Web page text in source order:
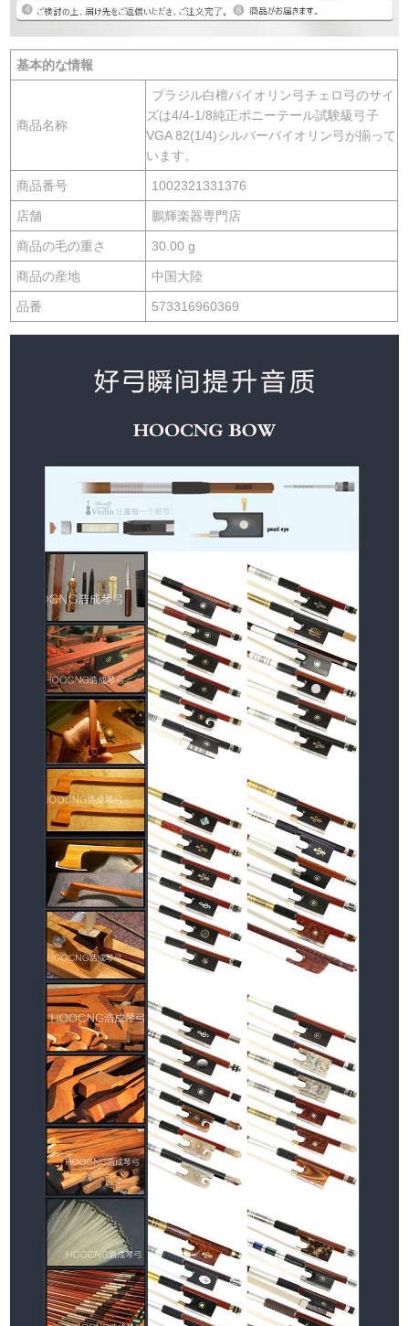
基本的な情報
商品名称
ブラジル白檀バイオリン弓チェロ弓のサイ
ズは4/4-1/8純正ポニーテール試験級弓子
VGA 82(1/4)シルバーバイオリン弓が揃って
います。
商品番号 1002321331376
店舗 鵬輝楽器専門店
商品の毛の重さ 30.00 g
商品の産地 中国大陸
品番 573316960369